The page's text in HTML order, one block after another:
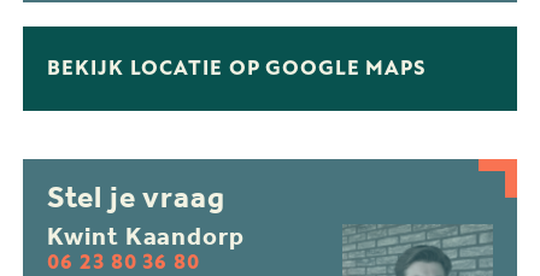
BEKIJK LOCATIE OP GOOGLE MAPS
Stel je vraag
Kwint Kaandorp
06 23 80 36 80